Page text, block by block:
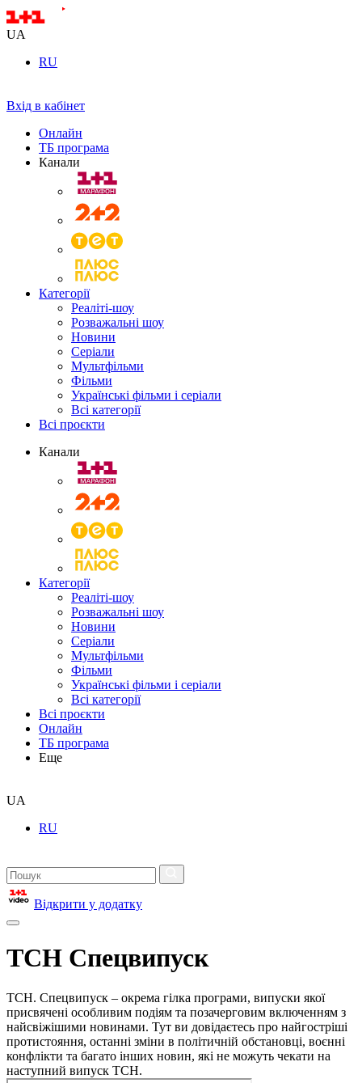
UA
RU
Вхід в кабінет
Онлайн
ТБ програма
Канали
Категорії
Реаліті-шоу
Розважальні шоу
Новини
Серіали
Мультфільми
Фільми
Українські фільми і серіали
Всі категорії
Всі проєкти
Канали
Категорії
Реаліті-шоу
Розважальні шоу
Новини
Серіали
Мультфільми
Фільми
Українські фільми і серіали
Всі категорії
Всі проєкти
Онлайн
ТБ програма
Еще
UA
RU
Відкрити у додатку
ТСН Спецвипуск
ТСН. Спецвипуск – окрема гілка програми, випуски якої
присвячені особливим подіям та позачерговим включенням з
найсвіжішими новинами. Тут ви довідаєтесь про найгостріші
протистояння, останні зміни в політичній обстановці, воєнні
конфлікти та багато інших новин, які не можуть чекати на
наступний випуск ТСН.